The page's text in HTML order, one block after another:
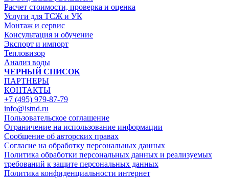
Расчет стоимости, проверка и оценка
Услуги для ТСЖ и УК
Монтаж и сервис
Консультация и обучение
Экспорт и импорт
Тепловизор
Анализ воды
ЧЕРНЫЙ СПИСОК
ПАРТНЕРЫ
КОНТАКТЫ
+7 (495) 979-87-79
info@istnd.ru
Пользовательское соглашение
Ограничение на использование информации
Сообщение об авторских правах
Согласие на обработку персональных данных
Политика обработки персональных данных и реализуемых
требований к защите персональных данных
Политика конфиденциальности интернет